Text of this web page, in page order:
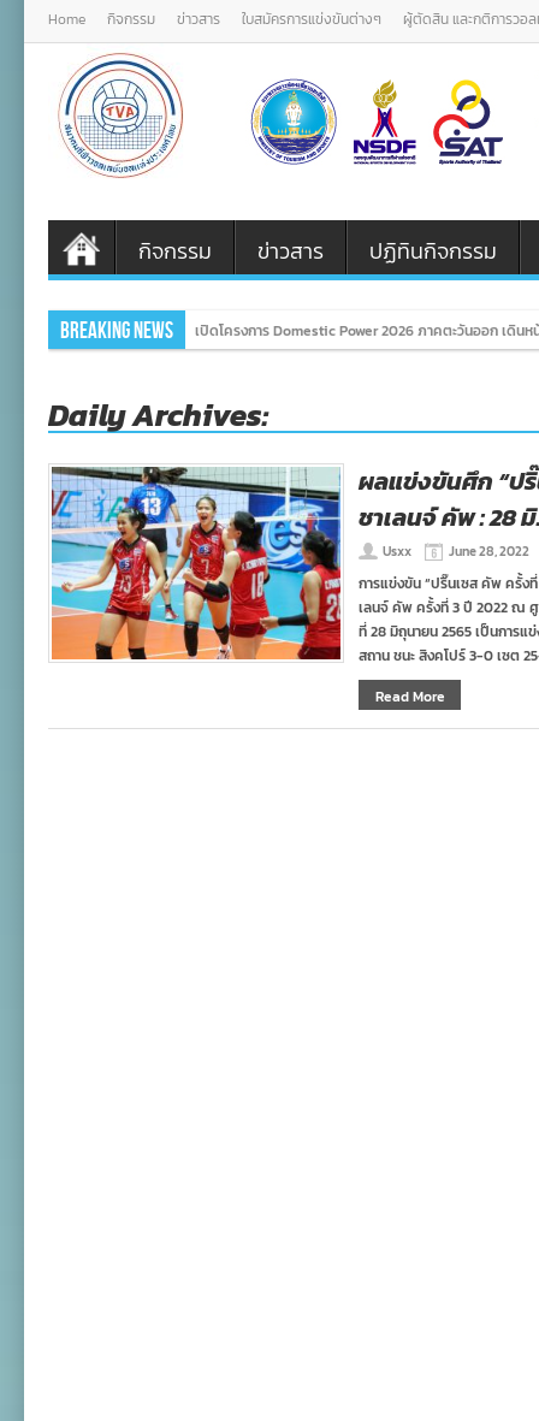
Home กิจกรรม ข่าวสาร ใบสมัครการแข่งขันต่างๆ ผู้ตัดสิน และกติการวอ
กิจกรรม ข่าวสาร ปฏิทินกิจกรรม
Breaking News เปิดโครงการ Domestic Power 2026 ภาคตะวันออก เดิน
Daily Archives:
ผลแข่งขันศึก “ปริ๊
ชาเลนจ์ คัพ : 28
Usxx June 28, 2022
การแข่งขัน “ปริ๊นเซส คัพ ครั้ง
เลนจ์ คัพ ครั้งที่ 3 ปี 2022 ณ
ที่ 28 มิถุนายน 2565 เป็นการ
สถาน ชนะ สิงคโปร์ 3-0 เซต
Read More